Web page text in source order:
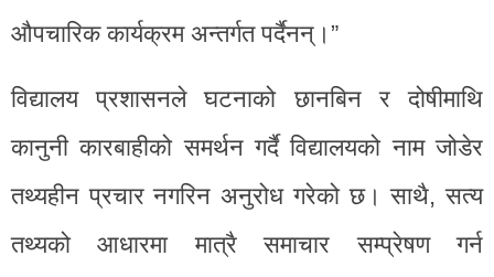
औपचारिक कार्यक्रम अन्तर्गत पर्दैनन्।”
विद्यालय प्रशासनले घटनाको छानबिन र दोषीमाथि
कानुनी कारबाहीको समर्थन गर्दै विद्यालयको नाम जोडेर
तथ्यहीन प्रचार नगरिन अनुरोध गरेको छ। साथै, सत्य
तथ्यको आधारमा मात्रै समाचार सम्प्रेषण गर्न